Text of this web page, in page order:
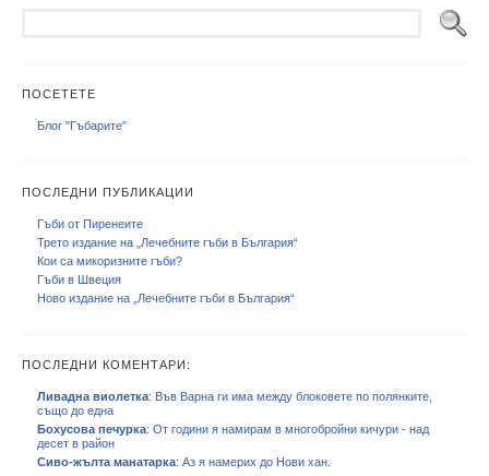
ПОСЕТЕТЕ
Блог "Гъбарите"
ПОСЛЕДНИ ПУБЛИКАЦИИ
Гъби от Пиренеите
Трето издание на „Лечебните гъби в България“
Кои са микоризните гъби?
Гъби в Швеция
Ново издание на „Лечебните гъби в България“
ПОСЛЕДНИ КОМЕНТАРИ:
Ливадна виолетка: Във Варна ги има между блоковете по полянките,
също до една
Бохусова печурка: От години я намирам в многобройни кичури - над
десет в район
Сиво-жълта манатарка: Аз я намерих до Нови хан.